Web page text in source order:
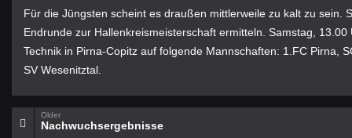
Für die Jüngsten scheint es draußen mittlerweile zu kalt zu sein.
Endrunde zur Hallenkreismeisterschaft ermitteln. Samstag,
Technik in Pirna-Copitz auf folgende Mannschaften: 1.FC Pirna,
SV Wesenitztal.
Older
Nachwuchsergebnisse